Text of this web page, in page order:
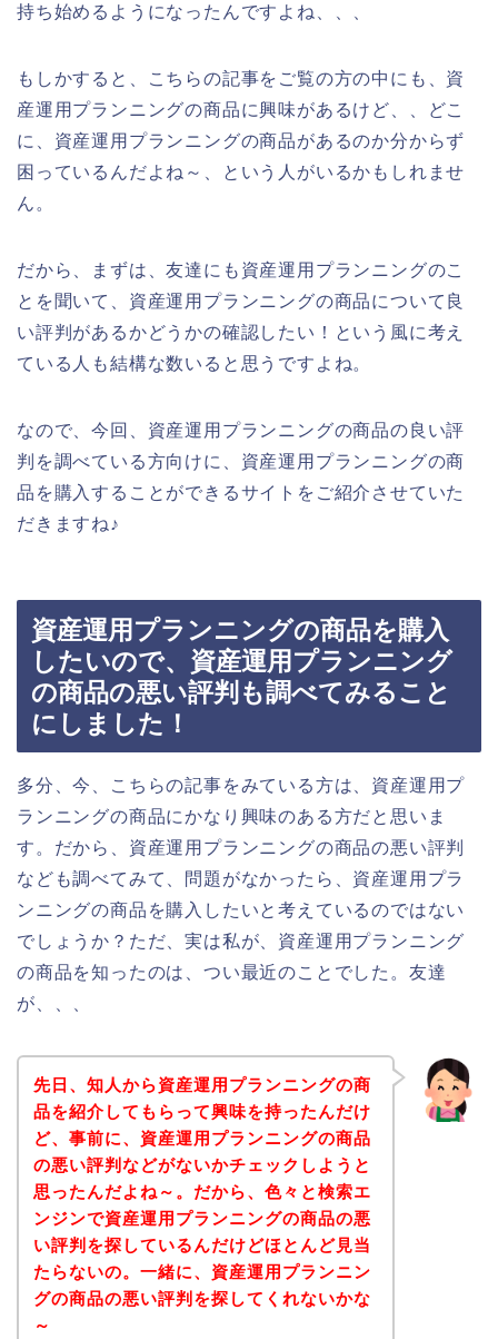
持ち始めるようになったんですよね、、、
もしかすると、こちらの記事をご覧の方の中にも、資
産運用プランニングの商品に興味があるけど、、どこ
に、資産運用プランニングの商品があるのか分からず
困っているんだよね～、という人がいるかもしれませ
ん。
だから、まずは、友達にも資産運用プランニングのこ
とを聞いて、資産運用プランニングの商品について良
い評判があるかどうかの確認したい！という風に考え
ている人も結構な数いると思うですよね。
なので、今回、資産運用プランニングの商品の良い評
判を調べている方向けに、資産運用プランニングの商
品を購入することができるサイトをご紹介させていた
だきますね♪
資産運用プランニングの商品を購入
したいので、資産運用プランニング
の商品の悪い評判も調べてみること
にしました！
多分、今、こちらの記事をみている方は、資産運用プ
ランニングの商品にかなり興味のある方だと思いま
す。だから、資産運用プランニングの商品の悪い評判
なども調べてみて、問題がなかったら、資産運用プラ
ンニングの商品を購入したいと考えているのではない
でしょうか？ただ、実は私が、資産運用プランニング
の商品を知ったのは、つい最近のことでした。友達
が、、、
先日、知人から資産運用プランニングの商
品を紹介してもらって興味を持ったんだけ
ど、事前に、資産運用プランニングの商品
の悪い評判などがないかチェックしようと
思ったんだよね～。だから、色々と検索エ
ンジンで資産運用プランニングの商品の悪
い評判を探しているんだけどほとんど見当
たらないの。一緒に、資産運用プランニン
グの商品の悪い評判を探してくれないかな
～